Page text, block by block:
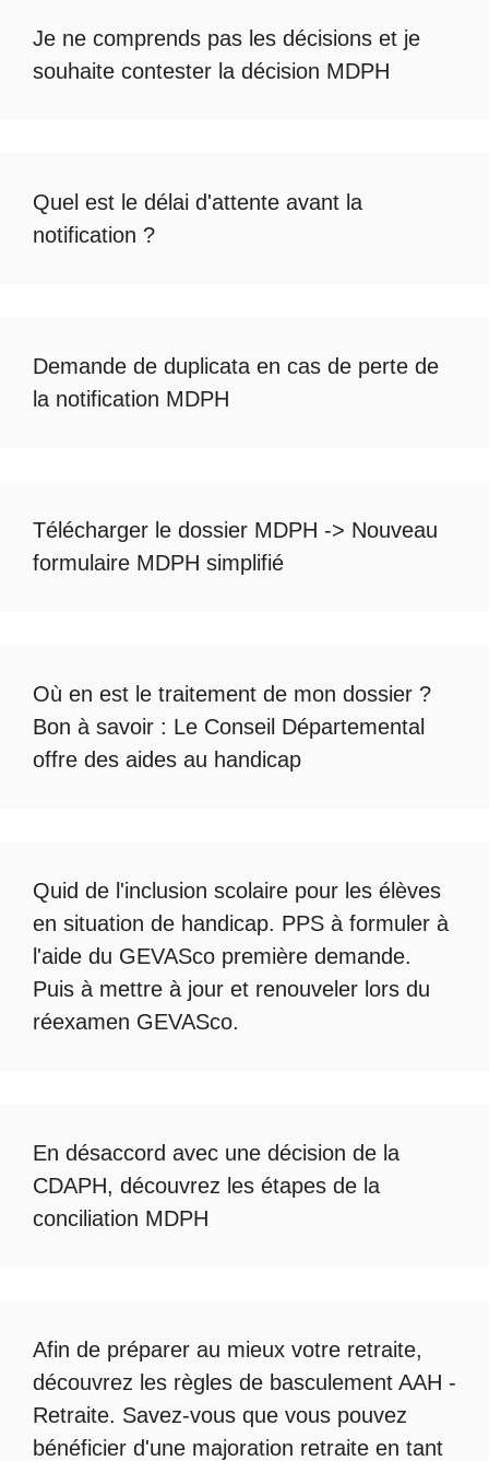
Je ne comprends pas les décisions et je
souhaite contester la décision MDPH
Quel est le délai d'attente avant la
notification ?
Demande de duplicata en cas de perte de
la notification MDPH
Télécharger le dossier MDPH -> Nouveau
formulaire MDPH simplifié
Où en est le traitement de mon dossier ?
Bon à savoir : Le Conseil Départemental
offre des aides au handicap
Quid de l'inclusion scolaire pour les élèves
en situation de handicap. PPS à formuler à
l'aide du GEVASco première demande.
Puis à mettre à jour et renouveler lors du
réexamen GEVASco.
En désaccord avec une décision de la
CDAPH, découvrez les étapes de la
conciliation MDPH
Afin de préparer au mieux votre retraite,
découvrez les règles de basculement AAH -
Retraite. Savez-vous que vous pouvez
bénéficier d'une majoration retraite en tant